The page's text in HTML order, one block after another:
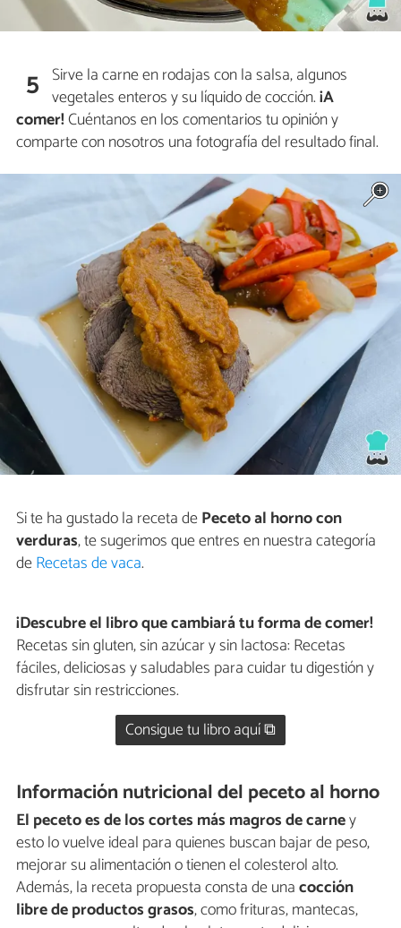
5 Sirve la carne en rodajas con la salsa, algunos
vegetales enteros y su líquido de cocción.¡A
comer!Cuéntanos en los comentarios tu opinión y
comparte con nosotros una fotografía del resultado final.
Si te ha gustado la receta dePeceto al horno con
verduras, te sugerimos que entres en nuestra categoría
deRecetas de vaca.
¡Descubre el libro que cambiará tu forma de comer!
Recetas sin gluten, sin azúcar y sin lactosa: Recetas
fáciles, deliciosas y saludables para cuidar tu digestión y
disfrutar sin restricciones.
Consigue tu libro aquí ⧉
Información nutricional del peceto al horno
El peceto es de los cortes más magros de carney
esto lo vuelve ideal para quienes buscan bajar de peso,
mejorar su alimentación o tienen el colesterol alto.
Además, la receta propuesta consta de unacocción
libre de productos grasos, como frituras, mantecas,